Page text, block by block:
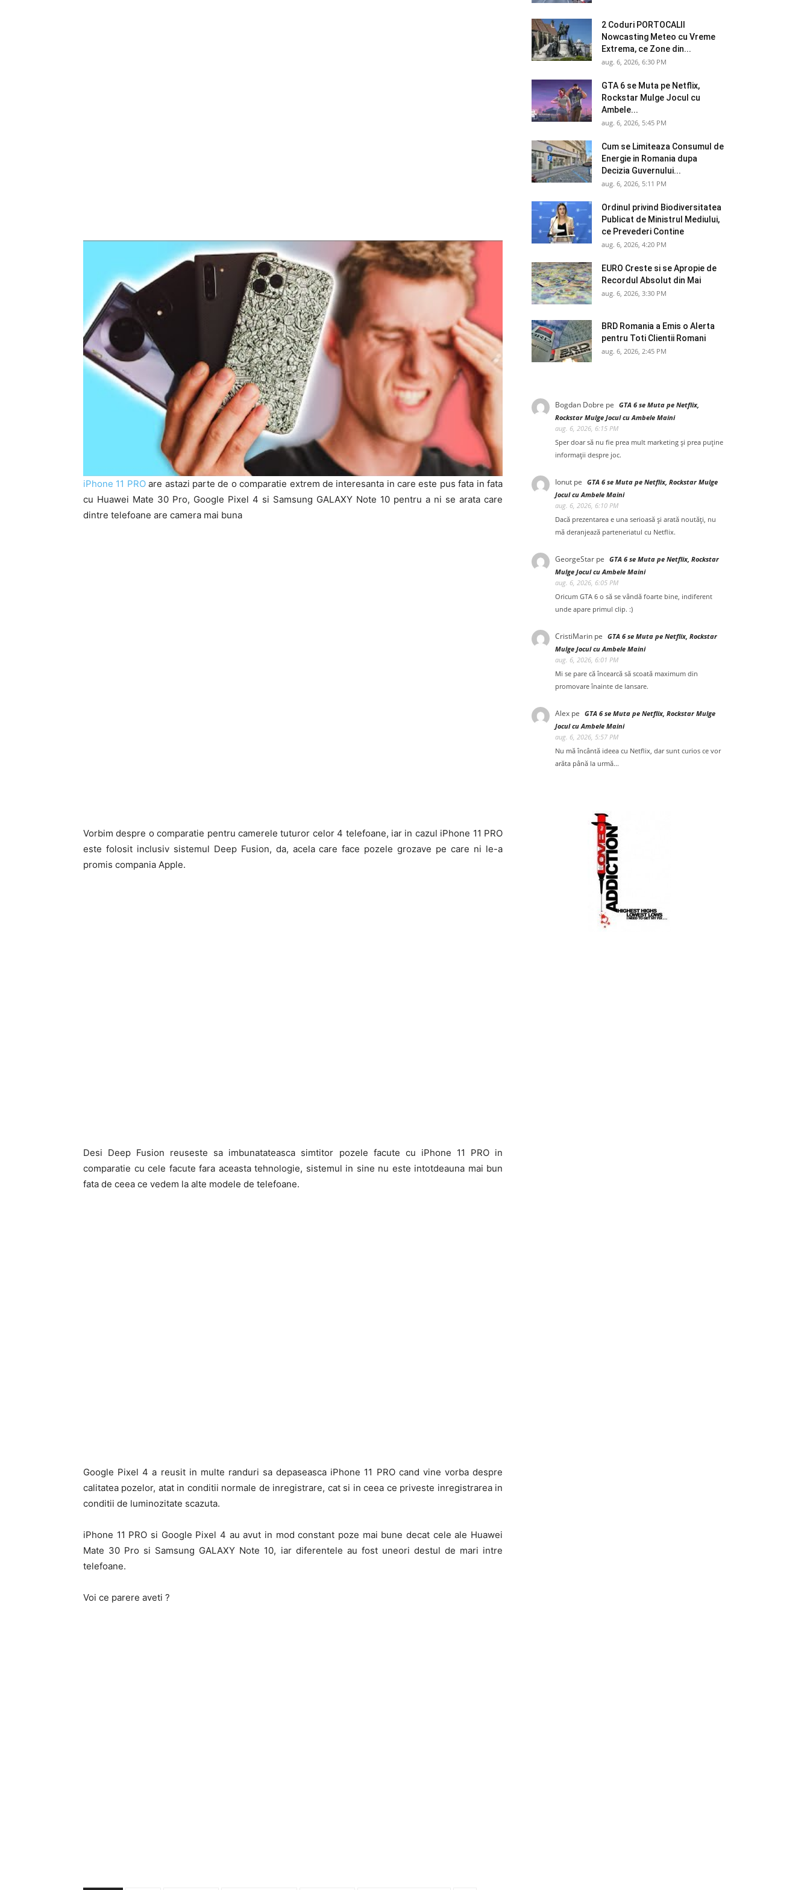
iPhone 11 PROare astazi parte de o comparatie extrem de interesanta in care este pus fata in fata
cu Huawei Mate 30 Pro, Google Pixel 4 si Samsung GALAXY Note 10 pentru a ni se arata care
dintre telefoane are camera mai buna
Vorbim despre o comparatie pentru camerele tuturor celor 4 telefoane, iar in cazul iPhone 11 PRO
este folosit inclusiv sistemul Deep Fusion, da, acela care face pozele grozave pe care ni le-a
promis compania Apple.
Desi Deep Fusion reuseste sa imbunatateasca simtitor pozele facute cu iPhone 11 PRO in
comparatie cu cele facute fara aceasta tehnologie, sistemul in sine nu este intotdeauna mai bun
fata de ceea ce vedem la alte modele de telefoane.
Google Pixel 4 a reusit in multe randuri sa depaseasca iPhone 11 PRO cand vine vorba despre
calitatea pozelor, atat in conditii normale de inregistrare, cat si in ceea ce priveste inregistrarea in
conditii de luminozitate scazuta.
iPhone 11 PRO si Google Pixel 4 au avut in mod constant poze mai bune decat cele ale Huawei
Mate 30 Pro si Samsung GALAXY Note 10, iar diferentele au fost uneori destul de mari intre
telefoane.
Voi ce parere aveti ?
2 Coduri PORTOCALII
Nowcasting Meteo cu Vreme
Extrema, ce Zone din...
aug. 6, 2026, 6:30 PM
GTA 6 se Muta pe Netflix,
Rockstar Mulge Jocul cu
Ambele...
aug. 6, 2026, 5:45 PM
Cum se Limiteaza Consumul de
Energie in Romania dupa
Decizia Guvernului...
aug. 6, 2026, 5:11 PM
Ordinul privind Biodiversitatea
Publicat de Ministrul Mediului,
ce Prevederi Contine
aug. 6, 2026, 4:20 PM
EURO Creste si se Apropie de
Recordul Absolut din Mai
aug. 6, 2026, 3:30 PM
BRD Romania a Emis o Alerta
pentru Toti Clientii Romani
aug. 6, 2026, 2:45 PM
Bogdan Dobre pe GTA 6 se Muta pe Netflix,
Rockstar Mulge Jocul cu Ambele Maini
aug. 6, 2026, 6:15 PM
Sper doar să nu fie prea mult marketing și prea puține
informații despre joc.
Ionut pe GTA 6 se Muta pe Netflix, Rockstar Mulge
Jocul cu Ambele Maini
aug. 6, 2026, 6:10 PM
Dacă prezentarea e una serioasă și arată noutăți, nu
mă deranjează parteneriatul cu Netflix.
GeorgeStar pe GTA 6 se Muta pe Netflix, Rockstar
Mulge Jocul cu Ambele Maini
aug. 6, 2026, 6:05 PM
Oricum GTA 6 o să se vândă foarte bine, indiferent
unde apare primul clip. :)
CristiMarin pe GTA 6 se Muta pe Netflix, Rockstar
Mulge Jocul cu Ambele Maini
aug. 6, 2026, 6:01 PM
Mi se pare că încearcă să scoată maximum din
promovare înainte de lansare.
Alex pe GTA 6 se Muta pe Netflix, Rockstar Mulge
Jocul cu Ambele Maini
aug. 6, 2026, 5:57 PM
Nu mă încântă ideea cu Netflix, dar sunt curios ce vor
arăta până la urmă...